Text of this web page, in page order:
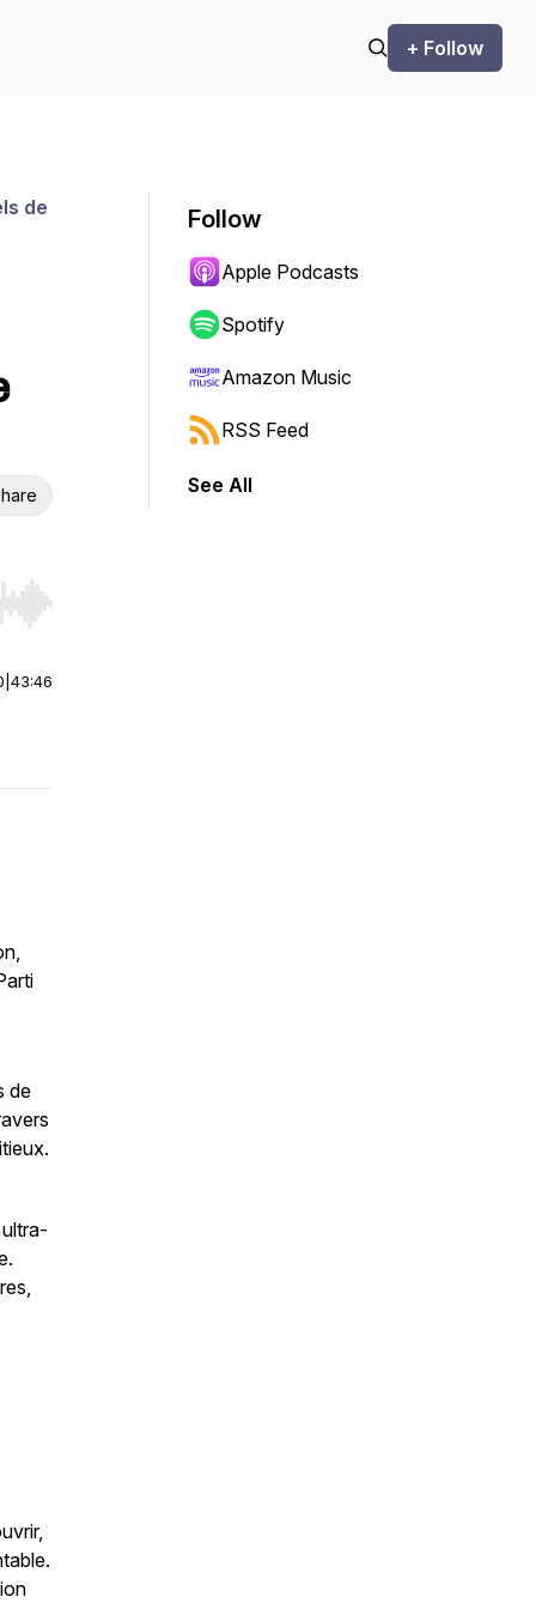
+ Follow
de
Hold shift to jump forward or backward.
43:46
de
Follow
Apple Podcasts
Spotify
Amazon Music
RSS Feed
See All